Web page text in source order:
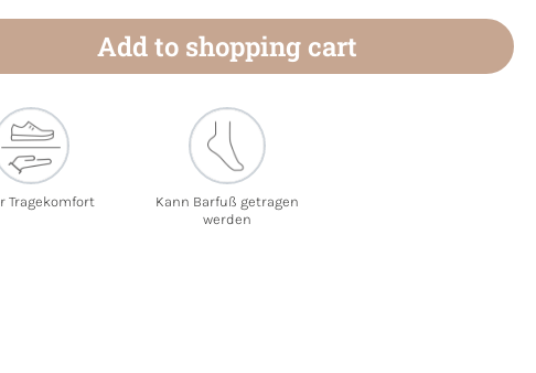
Add to shopping cart
Tragekomfort
Kann Barfuß getragen
werden